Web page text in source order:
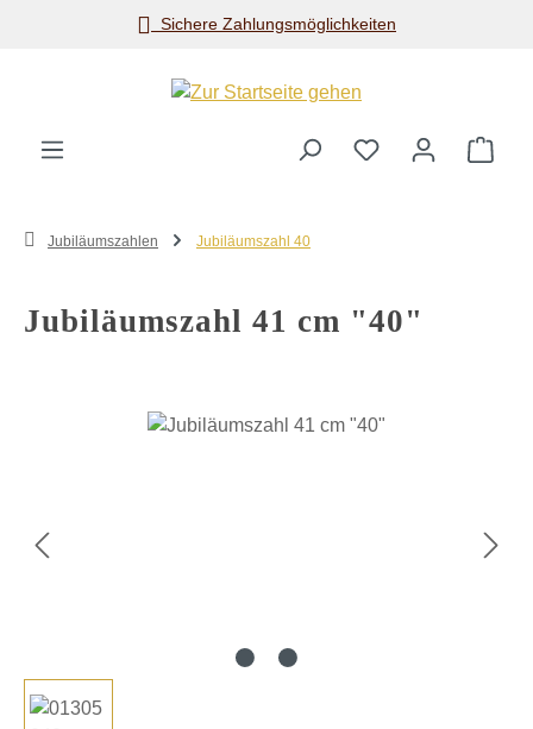
Zum Hauptinhalt springenSichere Zahlungsmöglichkeiten
Jubiläumszahlen Jubiläumszahl 40
Jubiläumszahl 41 cm "40"
Bildergalerie überspringen